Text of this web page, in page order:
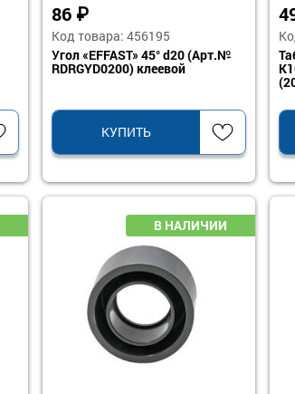
86 ₽
Код товара: 456195
Угол «EFFAST» 45° d20 (Арт.№
RDRGYD0200) клеевой
КУПИТЬ